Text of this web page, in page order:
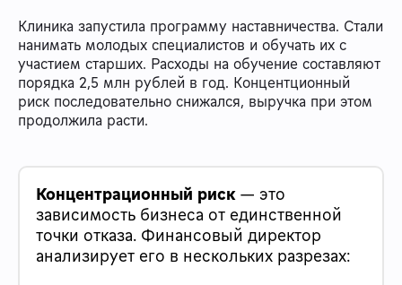
Клиника запустила программу наставничества. Стали
нанимать молодых специалистов и обучать их с
участием старших. Расходы на обучение составляют
порядка 2,5 млн рублей в год. Концентционный
риск последовательно снижался, выручка при этом
продолжила расти.
Концентрационный риск— это
зависимость бизнеса от единственной
точки отказа. Финансовый директор
анализирует его в нескольких разрезах: